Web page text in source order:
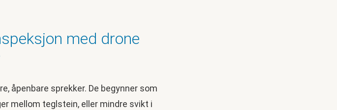
med drone
åpenbare sprekker. De begynner som
mellom teglstein, eller mindre svikt i